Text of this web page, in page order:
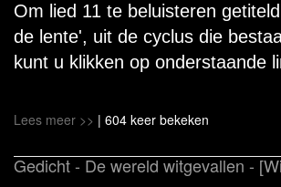
Om lied 11 te beluisteren
de lente', uit de cyclus die
kunt u klikken op onderstaande
Lees meer >> | 604 keer bekeken
Gedicht - De wereld witgevallen -